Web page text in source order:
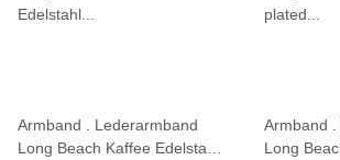
Armband . Lederarmband
Long Beach Kaffee Edelstahl
Armband
Long